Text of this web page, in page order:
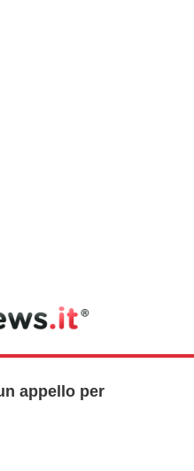
appello per